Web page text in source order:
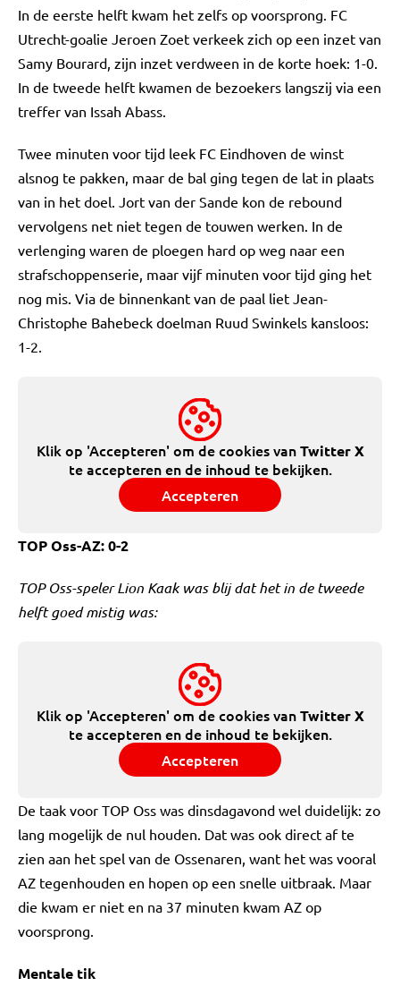
In de eerste helft kwam het zelfs op voorsprong. FC
Utrecht-goalie Jeroen Zoet verkeek zich op een inzet van
Samy Bourard, zijn inzet verdween in de korte hoek: 1-0.
In de tweede helft kwamen de bezoekers langszij via een
treffer van Issah Abass.
Twee minuten voor tijd leek FC Eindhoven de winst
alsnog te pakken, maar de bal ging tegen de lat in plaats
van in het doel. Jort van der Sande kon de rebound
vervolgens net niet tegen de touwen werken. In de
verlenging waren de ploegen hard op weg naar een
strafschoppenserie, maar vijf minuten voor tijd ging het
nog mis. Via de binnenkant van de paal liet Jean-
Christophe Bahebeck doelman Ruud Swinkels kansloos:
1-2.
Klik op 'Accepteren' om de cookies vanTwitter X
te accepteren en de inhoud te bekijken.
Accepteren
TOP Oss-AZ: 0-2
TOP Oss-speler Lion Kaak was blij dat het in de tweede
helft goed mistig was:
Klik op 'Accepteren' om de cookies vanTwitter X
te accepteren en de inhoud te bekijken.
Accepteren
De taak voor TOP Oss was dinsdagavond wel duidelijk: zo
lang mogelijk de nul houden. Dat was ook direct af te
zien aan het spel van de Ossenaren, want het was vooral
AZ tegenhouden en hopen op een snelle uitbraak. Maar
die kwam er niet en na 37 minuten kwam AZ op
voorsprong.
Mentale tik